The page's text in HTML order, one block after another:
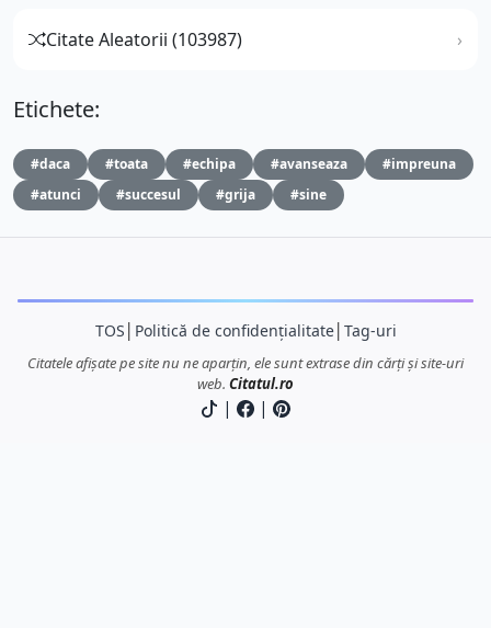
Citate Aleatorii (103987)
Etichete:
#daca #toata #echipa #avanseaza
#impreuna
#atunci
#succesul #grija #sine
TOS Politică de confidențialitate│ Tag-uri
Citatele afișate pe site nu ne aparțin, ele sunt extrase din cărți și site-uri
web. Citatul.ro
| |